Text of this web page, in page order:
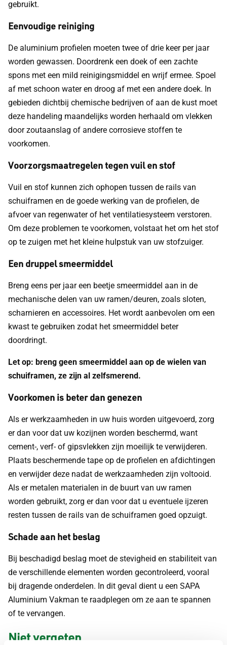
gebruikt.
Eenvoudige reiniging
De aluminium profielen moeten twee of drie keer per jaar
worden gewassen. Doordrenk een doek of een zachte
spons met een mild reinigingsmiddel en wrijf ermee. Spoel
af met schoon water en droog af met een andere doek. In
gebieden dichtbij chemische bedrijven of aan de kust moet
deze handeling maandelijks worden herhaald om vlekken
door zoutaanslag of andere corrosieve stoffen te
voorkomen.
Voorzorgsmaatregelen tegen vuil en stof
Vuil en stof kunnen zich ophopen tussen de rails van
schuiframen en de goede werking van de profielen, de
afvoer van regenwater of het ventilatiesysteem verstoren.
Om deze problemen te voorkomen, volstaat het om het stof
op te zuigen met het kleine hulpstuk van uw stofzuiger.
Een druppel smeermiddel
Breng eens per jaar een beetje smeermiddel aan in de
mechanische delen van uw ramen/deuren, zoals sloten,
scharnieren en accessoires. Het wordt aanbevolen om een
kwast te gebruiken zodat het smeermiddel beter
doordringt.
Let op: breng geen smeermiddel aan op de wielen van
schuiframen, ze zijn al zelfsmerend.
Voorkomen is beter dan genezen
Als er werkzaamheden in uw huis worden uitgevoerd, zorg
er dan voor dat uw kozijnen worden beschermd, want
cement-, verf- of gipsvlekken zijn moeilijk te verwijderen.
Plaats beschermende tape op de profielen en afdichtingen
en verwijder deze nadat de werkzaamheden zijn voltooid.
Als er metalen materialen in de buurt van uw ramen
worden gebruikt, zorg er dan voor dat u eventuele ijzeren
resten tussen de rails van de schuiframen goed opzuigt.
Schade aan het beslag
Bij beschadigd beslag moet de stevigheid en stabiliteit van
de verschillende elementen worden gecontroleerd, vooral
bij dragende onderdelen. In dit geval dient u een SAPA
Aluminium Vakman te raadplegen om ze aan te spannen
of te vervangen.
Niet vergeten